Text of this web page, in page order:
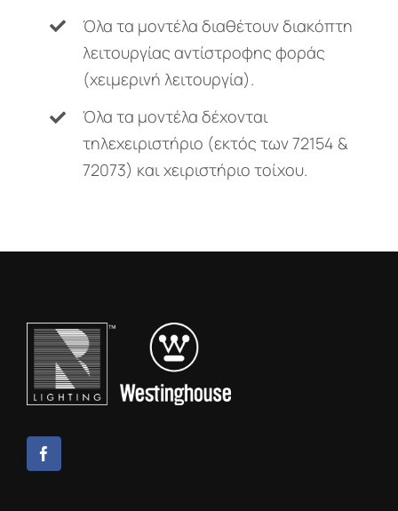
Όλα τα μοντέλα διαθέτουν διακόπτη
λειτουργίας αντίστροφης φοράς
(χειμερινή λειτουργία).
Όλα τα μοντέλα δέχονται
τηλεχειριστήριο (εκτός των 72154 &
72073) και χειριστήριο τοίχου.